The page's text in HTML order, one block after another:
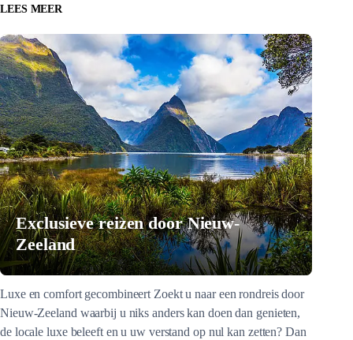
LEES MEER
Exclusieve reizen door Nieuw-
Zeeland
Luxe en comfort gecombineert Zoekt u naar een rondreis door
Nieuw-Zeeland waarbij u niks anders kan doen dan genieten,
de locale luxe beleeft en u uw verstand op nul kan zetten? Dan